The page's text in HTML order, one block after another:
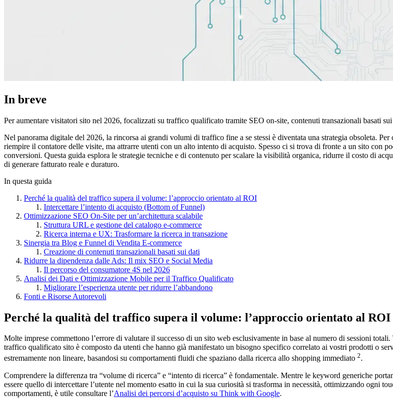
In breve
Per aumentare visitatori sito nel 2026, focalizzati su traffico qualificato tramite SEO on-site, contenuti transazionali basati
Nel panorama digitale del 2026, la rincorsa ai grandi volumi di traffico fine a se stessi è diventata una strategia obsoleta.
riempire il contatore delle visite, ma attrarre utenti con un alto intento di acquisto. Spesso ci si trova di fronte a un sito con
conversioni. Questa guida esplora le strategie tecniche e di contenuto per scalare la visibilità organica, ridurre il costo di
di generare fatturato reale e duraturo.
In questa guida
Perché la qualità del traffico supera il volume: l’approccio orientato al ROI
Intercettare l’intento di acquisto (Bottom of Funnel)
Ottimizzazione SEO On-Site per un’architettura scalabile
Struttura URL e gestione del catalogo e-commerce
Ricerca interna e UX: Trasformare la ricerca in transazione
Sinergia tra Blog e Funnel di Vendita E-commerce
Creazione di contenuti transazionali basati sui dati
Ridurre la dipendenza dalle Ads: Il mix SEO e Social Media
Il percorso del consumatore 4S nel 2026
Analisi dei Dati e Ottimizzazione Mobile per il Traffico Qualificato
Migliorare l’esperienza utente per ridurre l’abbandono
Fonti e Risorse Autorevoli
Perché la qualità del traffico supera il volume: l’approccio orientato al ROI
Molte imprese commettono l’errore di valutare il successo di un sito web esclusivamente in base al numero di sessioni
traffico qualificato sito è composto da utenti che hanno già manifestato un bisogno specifico correlato ai vostri prodotti o
estremamente non lineare, basandosi su comportamenti fluidi che spaziano dalla ricerca allo shopping immediato 2.
Comprendere la differenza tra “volume di ricerca” e “intento di ricerca” è fondamentale. Mentre le keyword generiche
essere quello di intercettare l’utente nel momento esatto in cui la sua curiosità si trasforma in necessità, ottimizzando ogni
comportamenti, è utile consultare l’Analisi dei percorsi d’acquisto su Think with Google.